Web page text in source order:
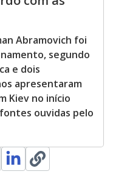
Abramovich foi
segundo
e dois
apresentaram
Kiev no início
ouvidas pelo